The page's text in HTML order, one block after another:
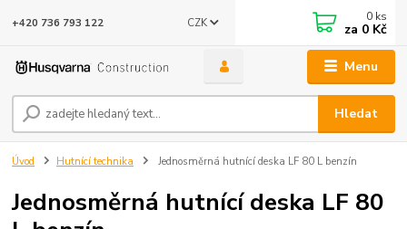
Menu
CZK
Hledat
+420 736 793 122 0 ks
za 0 Kč
Úvod Hutnící technika Jednosměrná hutnící deska LF 80 L benzín
Jednosměrná hutnící deska LF 80